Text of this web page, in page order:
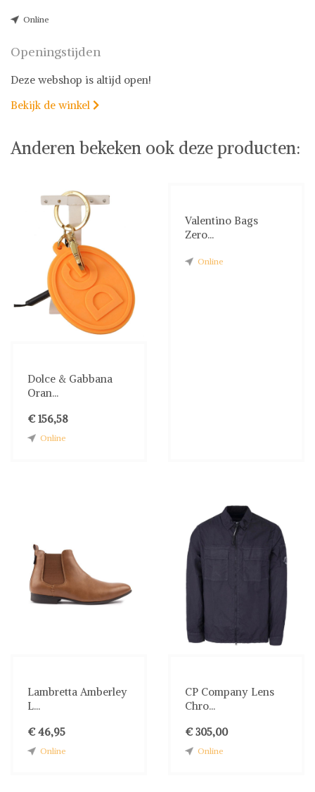
Online
Openingstijden
Deze webshop is altijd open!
Bekijk de winkel 
Anderen bekeken ook deze producten:
Dolce & Gabbana
Oran...
€ 156,58
Online
Valentino Bags
Zero...
Online
Lambretta Amberley
L...
€ 46,95
Online
CP Company Lens
Chro...
€ 305,00
Online